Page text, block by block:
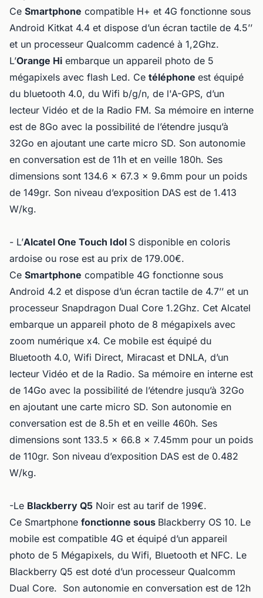
Ce Smartphone compatible H+ et 4G fonctionne sous
Android Kitkat 4.4 et dispose d’un écran tactile de 4.5’’
et un processeur Qualcomm cadencé à 1,2Ghz.
L’Orange Hi embarque un appareil photo de 5
mégapixels avec flash Led. Ce téléphone est équipé
du bluetooth 4.0, du Wifi b/g/n, de l'A-GPS, d’un
lecteur Vidéo et de la Radio FM. Sa mémoire en interne
est de 8Go avec la possibilité de l’étendre jusqu’à
32Go en ajoutant une carte micro SD. Son autonomie
en conversation est de 11h et en veille 180h. Ses
dimensions sont 134.6 x 67.3 x 9.6mm pour un poids
de 149gr. Son niveau d’exposition DAS est de 1.413
W/kg.
- L’Alcatel One Touch Idol S disponible en coloris
ardoise ou rose est au prix de 179.00€.
Ce Smartphone compatible 4G fonctionne sous
Android 4.2 et dispose d’un écran tactile de 4.7’’ et un
processeur Snapdragon Dual Core 1.2Ghz. Cet Alcatel
embarque un appareil photo de 8 mégapixels avec
zoom numérique x4. Ce mobile est équipé du
Bluetooth 4.0, Wifi Direct, Miracast et DNLA, d’un
lecteur Vidéo et de la Radio. Sa mémoire en interne est
de 14Go avec la possibilité de l’étendre jusqu’à 32Go
en ajoutant une carte micro SD. Son autonomie en
conversation est de 8.5h et en veille 460h. Ses
dimensions sont 133.5 x 66.8 x 7.45mm pour un poids
de 110gr. Son niveau d’exposition DAS est de 0.482
W/kg.
-Le Blackberry Q5 Noir est au tarif de 199€.
Ce Smartphone fonctionne sous Blackberry OS 10. Le
mobile est compatible 4G et équipé d’un appareil
photo de 5 Mégapixels, du Wifi, Bluetooth et NFC. Le
Blackberry Q5 est doté d’un processeur Qualcomm
Dual Core. Son autonomie en conversation est de 12h